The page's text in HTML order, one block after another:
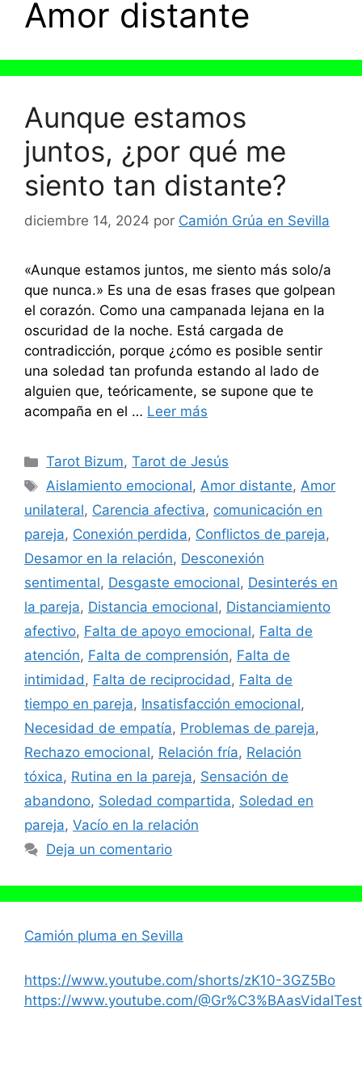
Amor distante
Aunque estamos
juntos, ¿por qué me
siento tan distante?
diciembre 14, 2024 por Camión Grúa en Sevilla
«Aunque estamos juntos, me siento más solo/a
que nunca.» Es una de esas frases que golpean
el corazón. Como una campanada lejana en la
oscuridad de la noche. Está cargada de
contradicción, porque ¿cómo es posible sentir
una soledad tan profunda estando al lado de
alguien que, teóricamente, se supone que te
acompaña en el … Leer más
Categorías
Tarot Bizum,Tarot de Jesús
Etiquetas
Aislamiento emocional,Amor distante,Amor
unilateral, Carencia afectiva, comunicación en
pareja, Conexión perdida, Conflictos de pareja,
Desamor en la relación, Desconexión
sentimental, Desgaste emocional, Desinterés en
la pareja, Distancia emocional, Distanciamiento
afectivo, Falta de apoyo emocional, Falta de
atención, Falta de comprensión, Falta de
intimidad, Falta de reciprocidad, Falta de
tiempo en pareja, Insatisfacción emocional,
Necesidad de empatía, Problemas de pareja,
Rechazo emocional, Relación fría, Relación
tóxica, Rutina en la pareja, Sensación de
abandono, Soledad compartida, Soledad en
pareja, Vacío en la relación
Deja un comentario
Camión pluma en Sevilla
https://www.youtube.com/shorts/zK10-3GZ5Bo
https://www.youtube.com/